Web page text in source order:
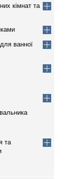
кімнат та
ванної
та